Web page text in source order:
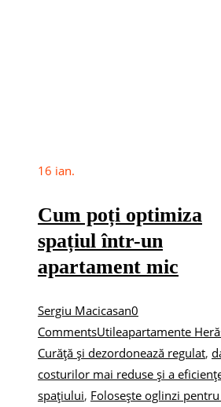
16 ian.
Cum poți optimiza
spațiul într-un
apartament mic
Sergiu Macicasan0
CommentsUtileapartamente
Curăță și dezordonează regulat,
costurilor mai reduse și a
spațiului, Folosește oglinzi